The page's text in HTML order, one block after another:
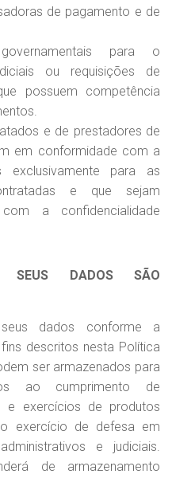
de pagamento e de
para o
ou requisições de
possuem competência
e de prestadores de
em conformidade com a
para as
e que sejam
a confidencialidade
SEUS DADOS SÃO
dados conforme a
descritos nesta Política
ser armazenados para
ao cumprimento de
e exercícios de produtos
exercício de defesa em
e judiciais.
de armazenamento